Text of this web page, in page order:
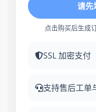
请先
点击购买后生成
SSL 加密支付
支持售后工单